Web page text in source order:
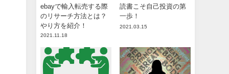
ebayで輸入転売する際
のリサーチ方法とは？
やり方を紹介！
2021.11.18
読書こそ自己投資の第
一歩！
2021.03.15